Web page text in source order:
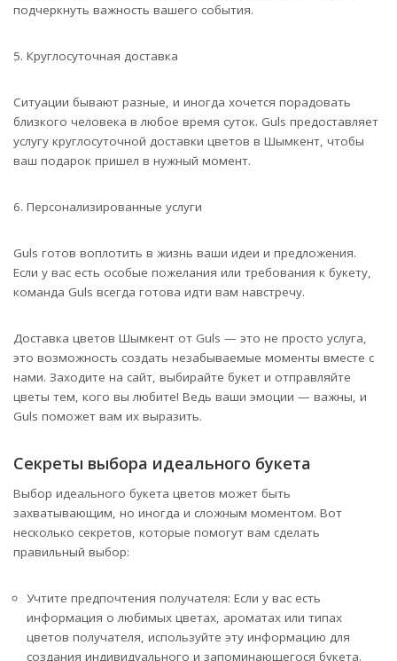
подчеркнуть важность вашего события.
5. Круглосуточная доставка
Ситуации бывают разные, и иногда хочется порадовать
близкого человека в любое время суток. Guls предоставляет
услугу круглосуточной доставки цветов в Шымкент, чтобы
ваш подарок пришел в нужный момент.
6. Персонализированные услуги
Guls готов воплотить в жизнь ваши идеи и предложения.
Если у вас есть особые пожелания или требования к букету,
команда Guls всегда готова идти вам навстречу.
Доставка цветов Шымкент от Guls — это не просто услуга,
это возможность создать незабываемые моменты вместе с
нами. Заходите на сайт, выбирайте букет и отправляйте
цветы тем, кого вы любите! Ведь ваши эмоции — важны, и
Guls поможет вам их выразить.
Секреты выбора идеального букета
Выбор идеального букета цветов может быть
захватывающим, но иногда и сложным моментом. Вот
несколько секретов, которые помогут вам сделать
правильный выбор:
Учтите предпочтения получателя: Если у вас есть
информация о любимых цветах, ароматах или типах
цветов получателя, используйте эту информацию для
создания индивидуального и запоминающегося букета.